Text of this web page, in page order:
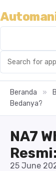
Beranda »
Bedanya?
NA7
25 June